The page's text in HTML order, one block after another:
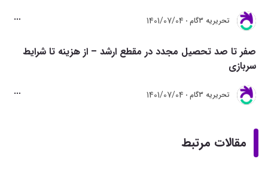
تحريريه 3گام 1401/07/04
صفر تا صد تحصیل مجدد در مقطع ارشد – از هزینه تا شرایط
سربازی
تحريريه 3گام 1401/07/04
مقالات مرتبط